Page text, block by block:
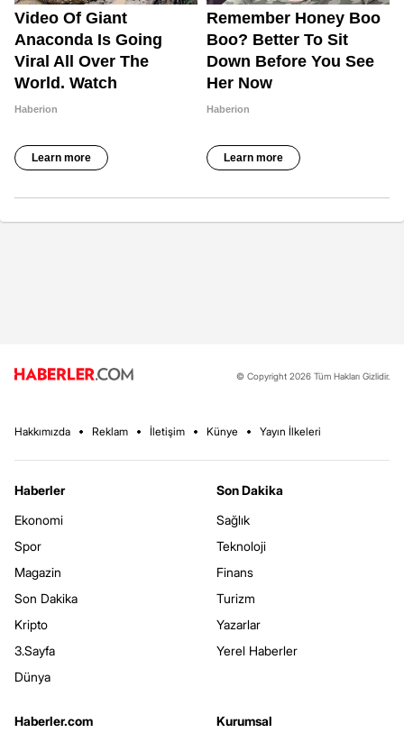
© Copyright 2026 Tüm Hakları Gizlidir.
Hakkımızda Reklam İletişim Künye Yayın İlkeleri
Haberler
Ekonomi
Spor
Magazin
Son Dakika
Kripto
3.Sayfa
Dünya
Son Dakika
Sağlık
Teknoloji
Finans
Turizm
Yazarlar
Yerel Haberler
Haberler.com
Kurumsal